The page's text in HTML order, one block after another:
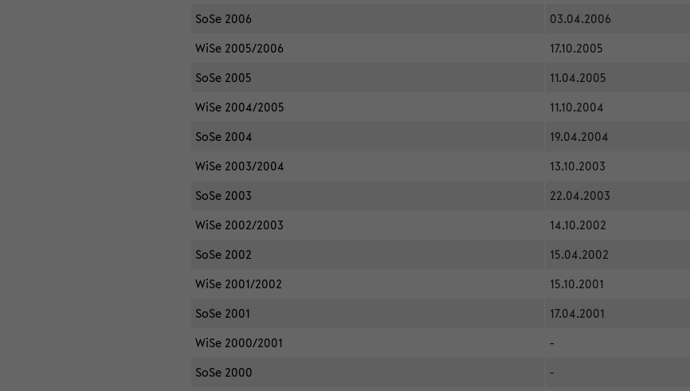
SoSe 2006
03.04.2006
WiSe 2005/2006
17.10.2005
SoSe 2005
11.04.2005
WiSe 2004/2005
11.10.2004
SoSe 2004
19.04.2004
WiSe 2003/2004
13.10.2003
SoSe 2003
22.04.2003
WiSe 2002/2003
14.10.2002
SoSe 2002
15.04.2002
WiSe 2001/2002
15.10.2001
SoSe 2001
17.04.2001
WiSe 2000/2001
-
SoSe 2000
-